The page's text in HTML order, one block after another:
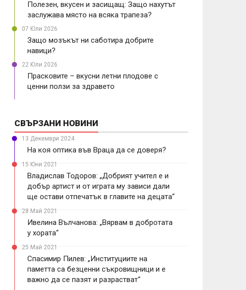
Полезен, вкусен и засищащ: Защо нахутът
заслужава място на всяка трапеза?
07 Юли 2026
Защо мозъкът ни саботира добрите
навици?
22 Юли 2026
Прасковите – вкусни летни плодове с
ценни ползи за здравето
СВЪРЗАНИ НОВИНИ
13 Декември 2024
На коя оптика във Враца да се доверя?
15 Юни 2021
Владислав Тодоров: „Добрият учител е и
добър артист и от играта му зависи дали
ще остави отпечатък в главите на децата“
28 Май 2021
Ивелина Вълчанова: „Вярвам в добротата
у хората“
25 Май 2021
Спасимир Пилев: „Институциите на
паметта са безценни съкровищници и е
важно да се пазят и разрастват“